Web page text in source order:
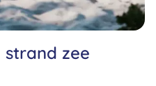
strand zee